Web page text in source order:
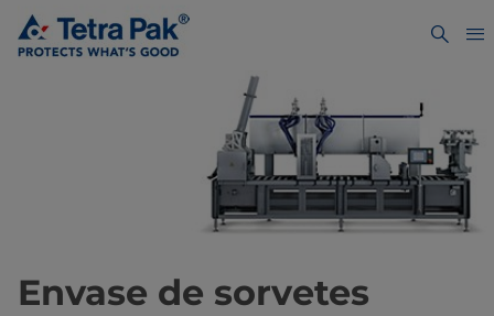
Envase de sorvetes